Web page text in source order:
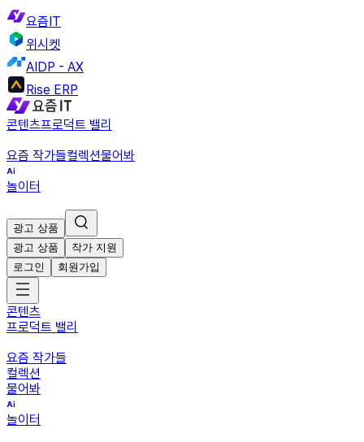
요즘IT
위시켓
AIDP - AX
Rise ERP
콘텐츠프로덕트 밸리
요즘 작가들컬렉션물어봐
놀이터
광고 상품
광고 상품
작가 지원
로그인
회원가입
콘텐츠
프로덕트 밸리
요즘 작가들
컬렉션
물어봐
놀이터